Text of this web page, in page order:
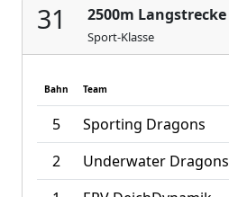
31 2500m Langstrecke
Sport-Klasse
Bahn Team
5 Sporting Dragons
2
Underwater Dragons